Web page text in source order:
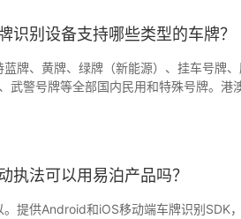
识别设备支持哪些类型的车牌？
蓝牌、黄牌、绿牌（新能源）、挂车号牌
武警号牌等全部国内民用和特殊号牌。港
执法可以用易泊产品吗？
。提供Android和iOS移动端车牌识别SDK